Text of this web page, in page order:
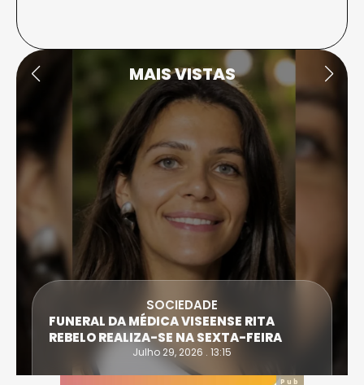
MAIS VISTAS
SOCIEDADE
FUNERAL DA MÉDICA VISEENSE RITA
REBELO REALIZA-SE NA SEXTA-FEIRA
Julho 29, 2026 . 13:15
Pub